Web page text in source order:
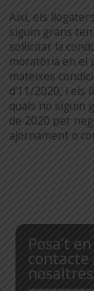
Així, els
siguin grans
sol·licitar la
moratòria en el
mateixes
d’11/2020, i els
quals no siguin
de 2020 per
ajornament o
Posa’t en
contacte